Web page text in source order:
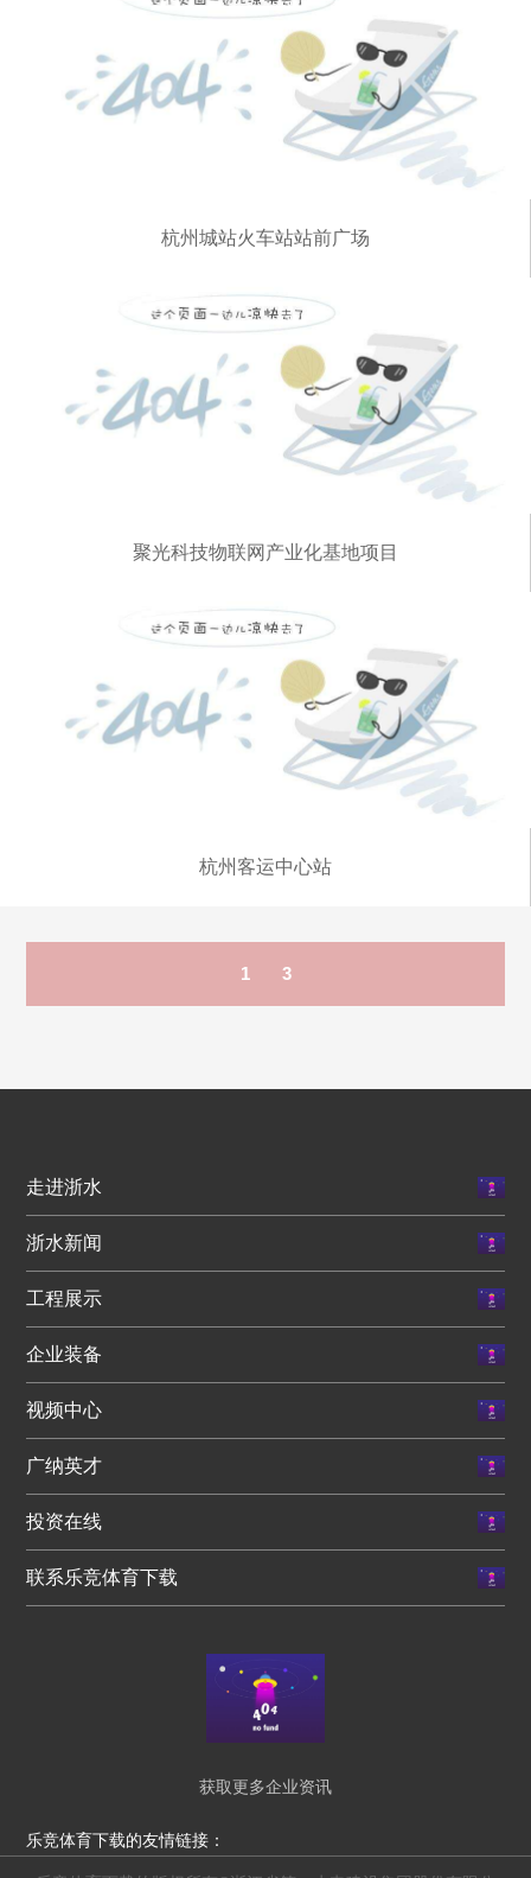
杭州城站火车站站前广场
聚光科技物联网产业化基地项目
杭州客运中心站
1 3
走进浙水
浙水新闻
工程展示
企业装备
视频中心
广纳英才
投资在线
联系乐竞体育下载
获取更多企业资讯
乐竞体育下载的友情链接：